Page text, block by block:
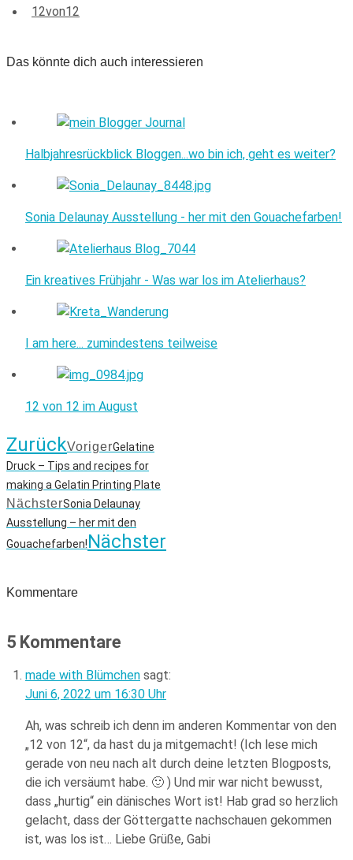
12von12
Das könnte dich auch interessieren
Halbjahresrückblick Bloggen...wo bin ich, geht es weiter?
Sonia Delaunay Ausstellung - her mit den Gouachefarben!
Ein kreatives Frühjahr - Was war los im Atelierhaus?
I am here... zumindestens teilweise
12 von 12 im August
ZurückVorigerGelatine
Druck – Tips and recipes for
making a Gelatin Printing Plate
NächsterSonia Delaunay
Ausstellung – her mit den
Gouachefarben!Nächster
Kommentare
5 Kommentare
made with Blümchen sagt:
Juni 6, 2022 um 16:30 Uhr
Ah, was schreib ich denn im anderen Kommentar von den
„12 von 12“, da hast du ja mitgemacht! (Ich lese mich
gerade von neu nach alt durch deine letzten Blogposts,
die ich versäumt habe. 🙂 ) Und mir war nicht bewusst,
dass „hurtig“ ein dänisches Wort ist! Hab grad so herzlich
gelacht, dass der Göttergatte nachschauen gekommen
ist, was los ist… Liebe Grüße, Gabi